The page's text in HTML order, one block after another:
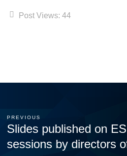
Post Views: 44
PREVIOUS
Slides published on
sessions by directors